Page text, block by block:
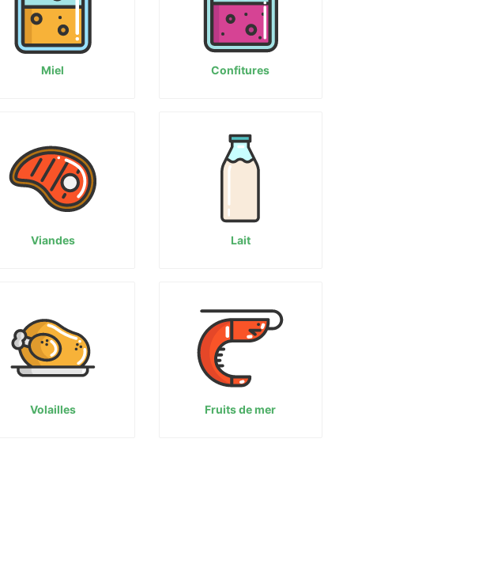
Miel Confitures
Viandes Lait
Volailles Fruits de mer